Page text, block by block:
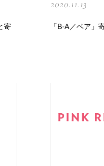
寄
2020.11.13
「B-A／ベア」